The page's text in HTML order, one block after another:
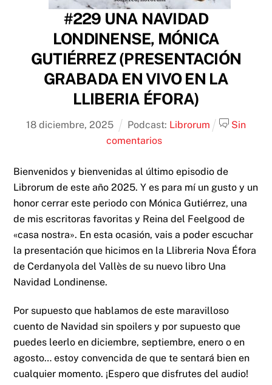
#229 UNA NAVIDAD
LONDINENSE, MÓNICA
GUTIÉRREZ (PRESENTACIÓN
GRABADA EN VIVO EN LA
LLIBERIA ÉFORA)
18 diciembre,2025 Podcast: Librorum
Sin
comentarios
Bienvenidos y bienvenidas al último episodio de
Librorum de este año 2025. Y es para mí un gusto y un
honor cerrar este periodo con Mónica Gutiérrez, una
de mis escritoras favoritas y Reina del Feelgood de
«casa nostra». En esta ocasión, vais a poder escuchar
la presentación que hicimos en la Llibreria Nova Éfora
de Cerdanyola del Vallès de su nuevo libro Una
Navidad Londinense.
Por supuesto que hablamos de este maravilloso
cuento de Navidad sin spoilers y por supuesto que
puedes leerlo en diciembre, septiembre, enero o en
agosto… estoy convencida de que te sentará bien en
cualquier momento. ¡Espero que disfrutes del audio!